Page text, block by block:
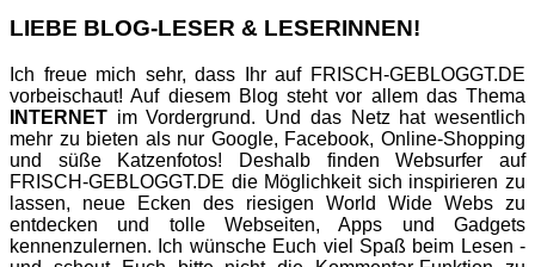
LIEBE BLOG-LESER & LESERINNEN!
Ich freue mich sehr, dass Ihr auf FRISCH-GEBLOGGT.DE
vorbeischaut! Auf diesem Blog steht vor allem das Thema
INTERNET im Vordergrund. Und das Netz hat wesentlich
mehr zu bieten als nur Google, Facebook, Online-Shopping
und süße Katzenfotos! Deshalb finden Websurfer auf
FRISCH-GEBLOGGT.DE die Möglichkeit sich inspirieren zu
lassen, neue Ecken des riesigen World Wide Webs zu
entdecken und tolle Webseiten, Apps und Gadgets
kennenzulernen. Ich wünsche Euch viel Spaß beim Lesen -